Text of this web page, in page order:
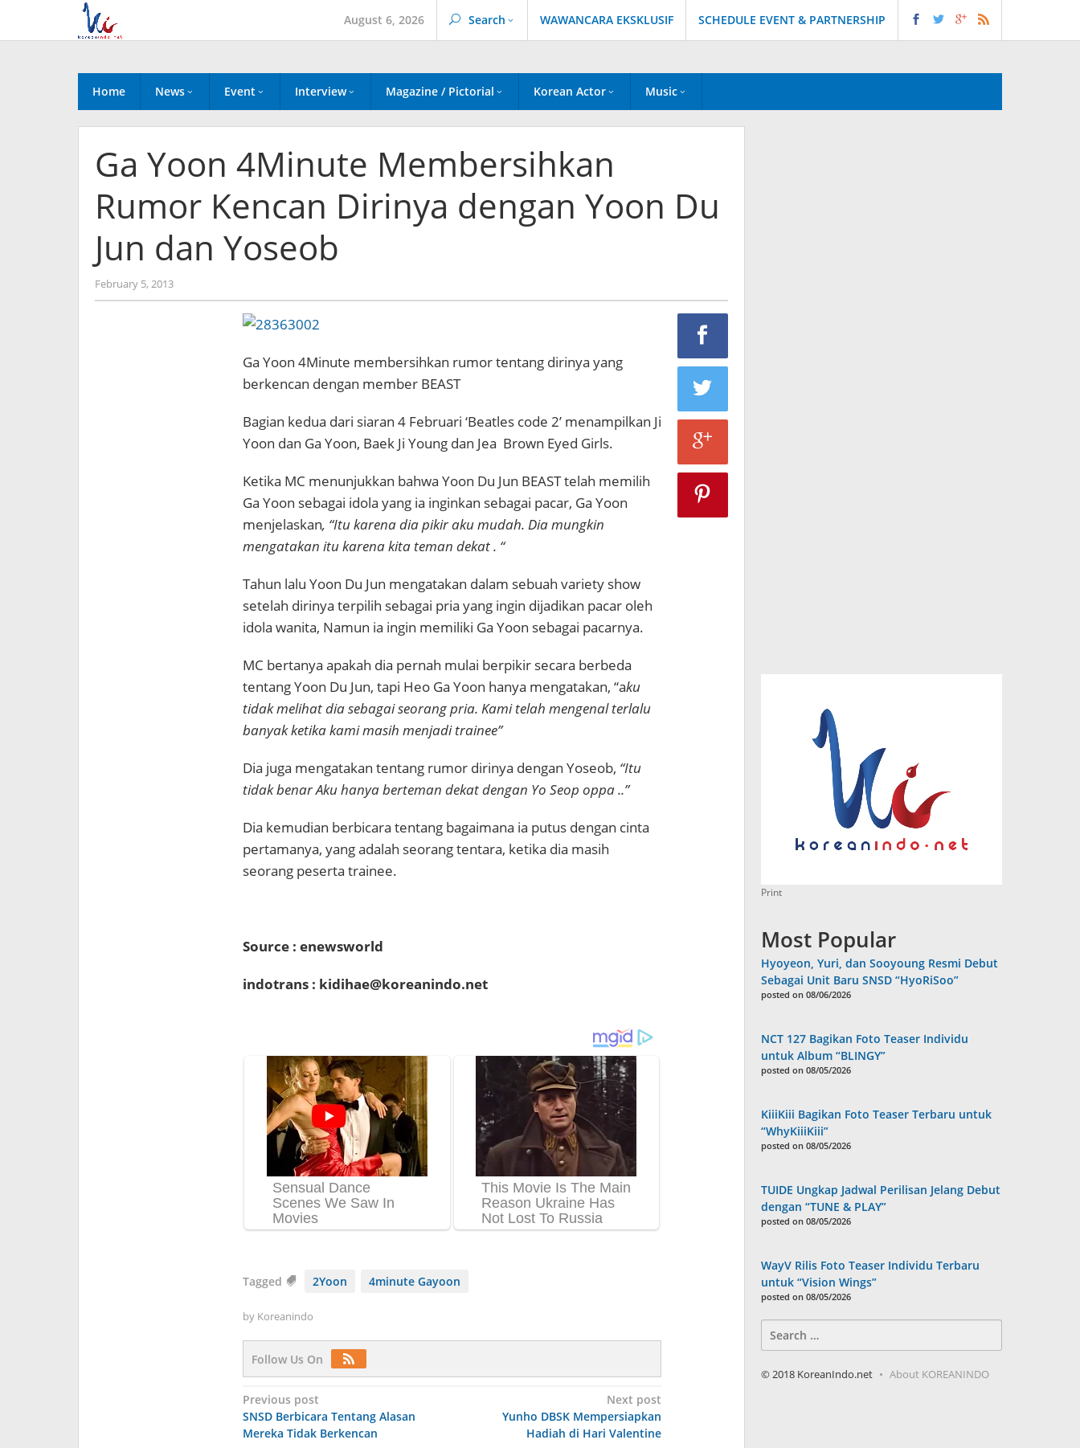
content
August 6, 2026 Search WAWANCARA EKSKLUSIF SCHEDULE EVENT & PARTNERSHIP
Home News Event Interview Magazine / Pictorial Korean Actor Music
Ga Yoon 4Minute Membersihkan
Rumor Kencan Dirinya dengan Yoon Du
Jun dan Yoseob
February 5, 2013by
Koreanindo
Ga Yoon 4Minute membersihkan rumor tentang dirinya yang
berkencan dengan member BEAST
Bagian kedua dari siaran 4 Februari ‘Beatles code 2’ menampilkan Ji
Yoon dan Ga Yoon, Baek Ji Young dan Jea Brown Eyed Girls.
Ketika MC menunjukkan bahwa Yoon Du Jun BEAST telah memilih
Ga Yoon sebagai idola yang ia inginkan sebagai pacar, Ga Yoon
menjelaskan, “Itu karena dia pikir aku mudah. Dia mungkin
mengatakan itu karena kita teman dekat . “
Tahun lalu Yoon Du Jun mengatakan dalam sebuah variety show
setelah dirinya terpilih sebagai pria yang ingin dijadikan pacar oleh
idola wanita, Namun ia ingin memiliki Ga Yoon sebagai pacarnya.
MC bertanya apakah dia pernah mulai berpikir secara berbeda
tentang Yoon Du Jun, tapi Heo Ga Yoon hanya mengatakan, “aku
tidak melihat dia sebagai seorang pria. Kami telah mengenal terlalu
banyak ketika kami masih menjadi trainee”
Dia juga mengatakan tentang rumor dirinya dengan Yoseob, “Itu
tidak benar Aku hanya berteman dekat dengan Yo Seop oppa ..”
Dia kemudian berbicara tentang bagaimana ia putus dengan cinta
pertamanya, yang adalah seorang tentara, ketika dia masih
seorang peserta trainee.
Source : enewsworld
indotrans : kidihae@koreanindo.net
Tagged 2Yoon 4minute Gayoon
by Koreanindo
Follow Us On
Post
navigation
Previous post
SNSD Berbicara Tentang Alasan
Mereka Tidak Berkencan
Next post
Yunho DBSK Mempersiapkan
Hadiah di Hari Valentine
Print
Most Popular
Hyoyeon, Yuri, dan Sooyoung Resmi Debut
Sebagai Unit Baru SNSD “HyoRiSoo”
posted on 08/06/2026
NCT 127 Bagikan Foto Teaser Individu
untuk Album “BLINGY”
posted on 08/05/2026
KiiiKiii Bagikan Foto Teaser Terbaru untuk
“WhyKiiiKiii”
posted on 08/05/2026
TUIDE Ungkap Jadwal Perilisan Jelang Debut
dengan “TUNE & PLAY”
posted on 08/05/2026
WayV Rilis Foto Teaser Individu Terbaru
untuk “Vision Wings”
posted on 08/05/2026
for:
© 2018 KoreanIndo.net About KOREANINDO